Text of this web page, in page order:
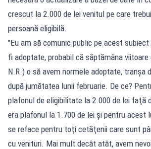
crescut la 2.000 de lei venitul pe care
persoană eligibilă.
"Eu am să comunic public pe acest
fi adoptate, probabil că săptămâna viitoare
N.R.) o să avem normele adoptate, tranşa
după jumătatea lunii februarie. De ce?
plafonul de eligibilitate la 2.000 de lei faţă
era plafonul la 1.700 de lei şi pentru acest
se reface pentru toţi cetăţenii care sunt
cu venituri. Mai mult decât atât, avem